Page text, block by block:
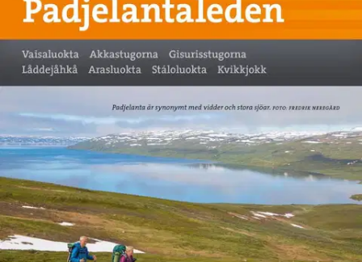
Tuotekuvaus
Tämä kartta on kehitetty erityisesti sinulle, joka vaellat
Padjelantaledenissä. Kartta kattaa koko reitin Ritsemistä
Kvikkjokkiin, Ákkan ja Staloluoktan klassisten tunturimökkien
kautta. Se sisältää myös Nordkalottleden-reitin piirustuksen
Stáddájåhkån ja Tarradalenin välillä Vaimokstuganin kautta.
Kartassa on enemmän yksityiskohtia kuin muissa kartoissa, jotka
perustuvat tunturitietoihin mittakaavassa 1: 100 000. Olemme tulleet
siihen tulokseen, että Tyvek® on paras materiaali karttoihin.Se on
valmistettu synteettisestä kuidusta, joka tekee kartasta täysin
vedenkestävän ja repeytymättömän. Tyvek-kartta ei rikkoudu
taitoksista tai menetä väriään sitä käytettäessä.